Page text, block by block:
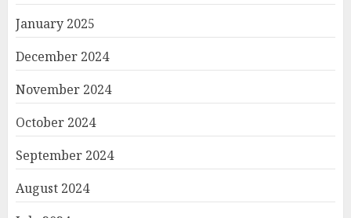
January 2025
December 2024
November 2024
October 2024
September 2024
August 2024